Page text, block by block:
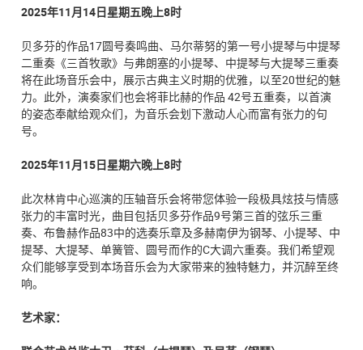
2025年11月14日星期五晚上8时
贝多芬的作品17圆号奏鸣曲、马尔蒂努的第一号小提琴与中提琴
二重奏《三首牧歌》与弗朗塞的小提琴、中提琴与大提琴三重奏
将在此场音乐会中，展示古典主义时期的优雅，以至20世纪的魅
力。此外，演奏家们也会将菲比赫的作品 42号五重奏，以首演
的姿态奉献给观众们，为音乐会划下激动人心而富有张力的句
号。
2025年11月15日星期六晚上8时
此次林肯中心巡演的压轴音乐会将带您体验一段极具炫技与情感
张力的丰富时光，曲目包括贝多芬作品9号第三首的弦乐三重
奏、布鲁赫作品83中的选奏乐章及多赫南伊为钢琴、小提琴、中
提琴、大提琴、单簧管、圆号而作的C大调六重奏。我们希望观
众们能够享受到本场音乐会为大家带来的独特魅力，并沉醉至终
响。
艺术家：